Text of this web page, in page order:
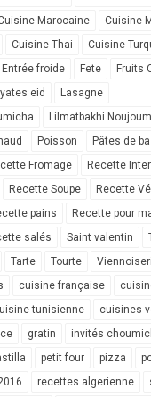
Marocaine
Cuisine
Cuisine Thai Cuisine
Entrée froide Fete Fruits
eid
Lasagne
Lilmatbakhi Noujoum
Poisson Pâtes de
Fromage
Recette
Recette Soupe
Recette
pains
Recette pour
salés Saint valentin
Tarte Tourte
cuisine française
tunisienne
cuisines
gratin invités
petit four pizza
recettes algerienne